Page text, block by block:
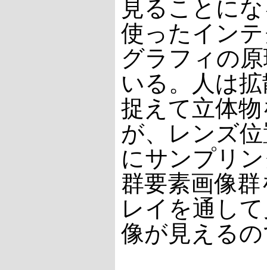
見ることに
使ったイン
グラフィの
いる。人は
捉えて立体
が、レンズ
にサンプリ
群要素画像
レイを通し
像が見える